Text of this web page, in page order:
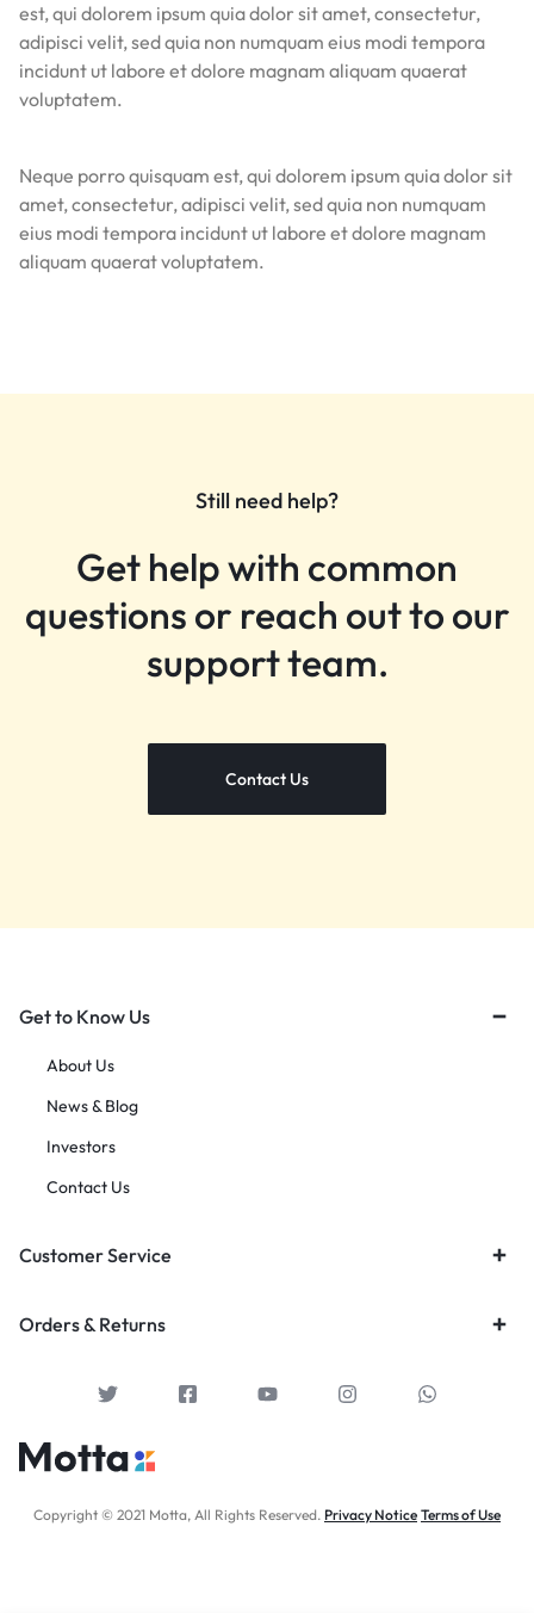
est, qui dolorem ipsum quia dolor sit amet, consectetur,
adipisci velit, sed quia non numquam eius modi tempora
incidunt ut labore et dolore magnam aliquam quaerat
voluptatem.
Neque porro quisquam est, qui dolorem ipsum quia dolor sit
amet, consectetur, adipisci velit, sed quia non numquam
eius modi tempora incidunt ut labore et dolore magnam
aliquam quaerat voluptatem.
Still need help?
Get help with common
questions or reach out to our
support team.
Contact Us
Get to Know Us
About Us
News & Blog
Investors
Contact Us
Customer Service
Orders & Returns
Copyright © 2021 Motta, All Rights Reserved. Privacy Notice Terms of Use